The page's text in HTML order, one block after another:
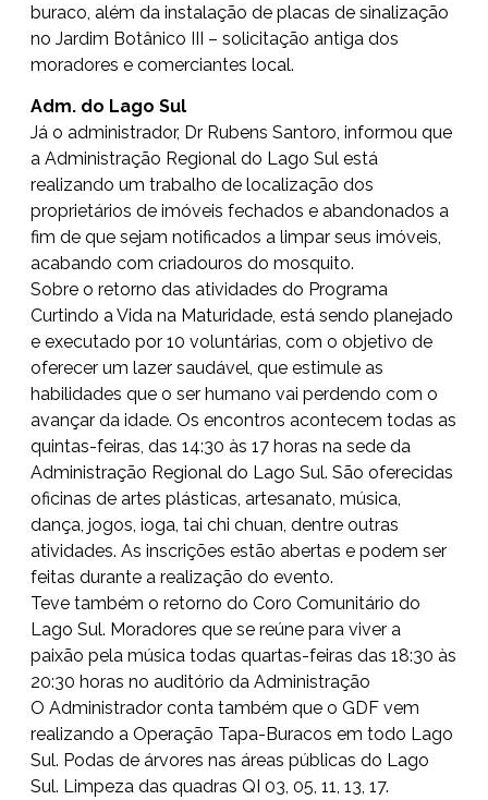
buraco, além da instalação de placas de sinalização
no Jardim Botânico III – solicitação antiga dos
moradores e comerciantes local.
Adm. do Lago Sul
Já o administrador, Dr Rubens Santoro, informou que
a Administração Regional do Lago Sul está
realizando um trabalho de localização dos
proprietários de imóveis fechados e abandonados a
fim de que sejam notificados a limpar seus imóveis,
acabando com criadouros do mosquito.
Sobre o retorno das atividades do Programa
Curtindo a Vida na Maturidade, está sendo planejado
e executado por 10 voluntárias, com o objetivo de
oferecer um lazer saudável, que estimule as
habilidades que o ser humano vai perdendo com o
avançar da idade. Os encontros acontecem todas as
quintas-feiras, das 14:30 às 17 horas na sede da
Administração Regional do Lago Sul. São oferecidas
oficinas de artes plásticas, artesanato, música,
dança, jogos, ioga, tai chi chuan, dentre outras
atividades. As inscrições estão abertas e podem ser
feitas durante a realização do evento.
Teve também o retorno do Coro Comunitário do
Lago Sul. Moradores que se reúne para viver a
paixão pela música todas quartas-feiras das 18:30 às
20:30 horas no auditório da Administração
O Administrador conta também que o GDF vem
realizando a Operação Tapa-Buracos em todo Lago
Sul. Podas de árvores nas áreas públicas do Lago
Sul. Limpeza das quadras QI 03, 05, 11, 13, 17.